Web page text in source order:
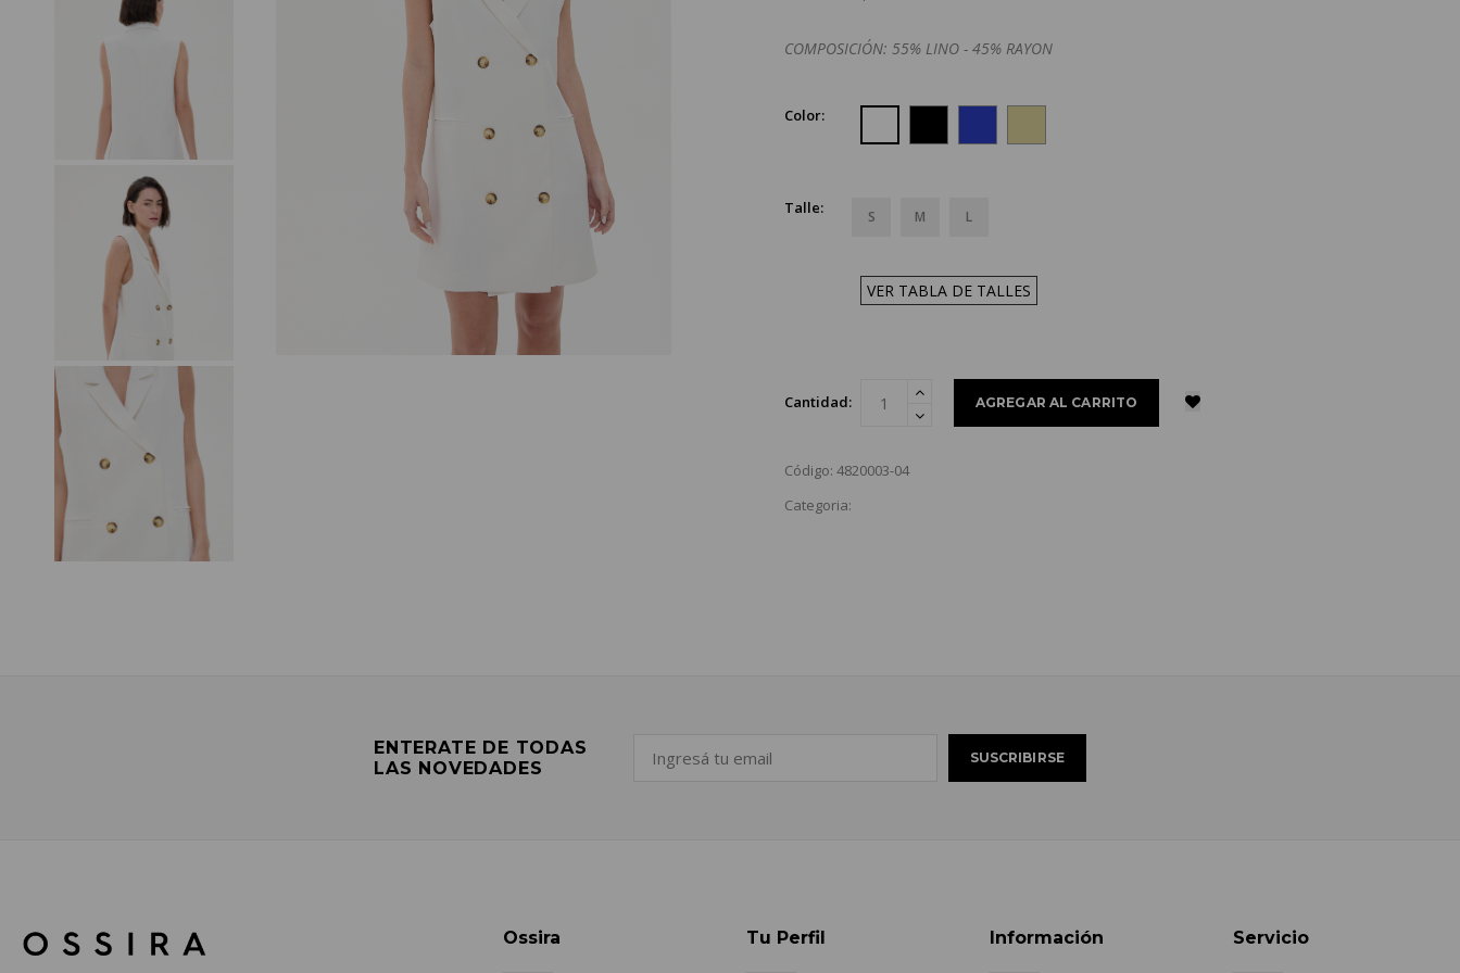
COMPOSICIÓN: 55% LINO - 45% RAYON
Color:
Talle: S M L
VER TABLA DE TALLES
Cantidad:
Código: 4820003-04
Categoria:
ENTERATE DE TODAS
LAS NOVEDADES
Ossira Tu Perfil Información Servicio